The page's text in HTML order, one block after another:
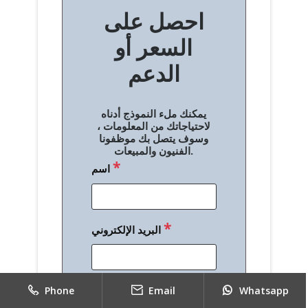
احصل على
السعر أو
الدعم
يمكنك ملء النموذج أدناه
لاحتياجاتك من المعلومات ،
وسوف يتصل بك موظفونا
الفنيون والمبيعات.
اسم*
البريد الإلكتروني*
Phone Email Whatsapp